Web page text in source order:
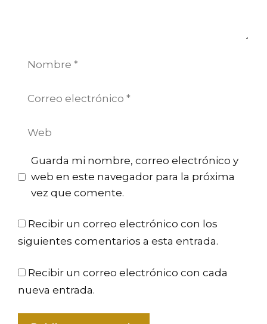
Nombre
Guarda mi nombre, correo electrónico y
web en este navegador para la próxima
vez que comente.
Recibir un correo electrónico con los
siguientes comentarios a esta entrada.
Recibir un correo electrónico con cada
nueva entrada.